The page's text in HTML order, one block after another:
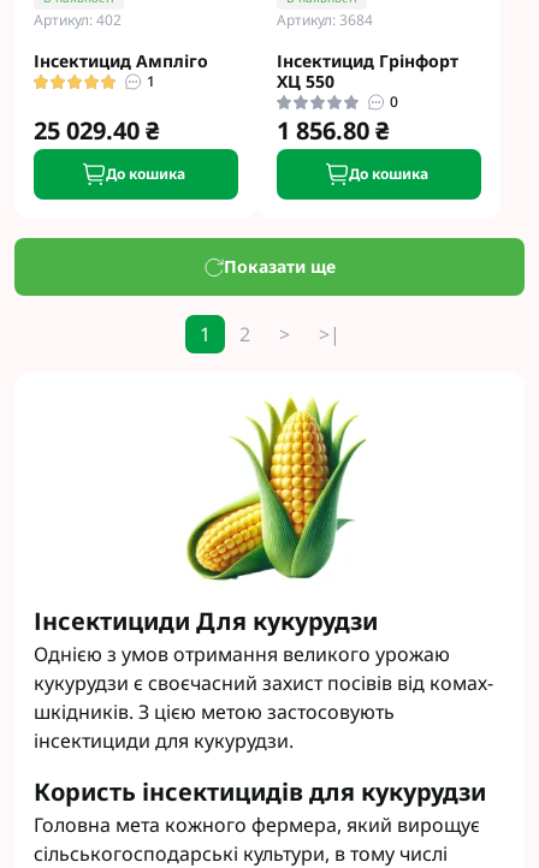
Артикул: 402
Інсектицид Ампліго
1
25 029.40 ₴
До кошика
Артикул: 3684
Інсектицид Грінфорт
ХЦ 550
0
1 856.80 ₴
До кошика
Показати ще
1 2 > >|
Інсектициди Для кукурудзи
Однією з умов отримання великого урожаю
кукурудзи є своєчасний захист посівів від комах-
шкідників. З цією метою застосовують
інсектициди для кукурудзи.
Користь інсектицидів для кукурудзи
Головна мета кожного фермера, який вирощує
сільськогосподарські культури, в тому числі